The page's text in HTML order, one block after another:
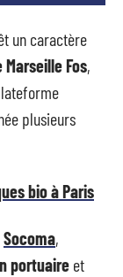
un caractère
Fos,
plusieurs
bio à Paris
Socoma,
portuaire et